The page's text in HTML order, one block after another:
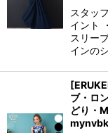
スタッ
イント
スリー
インの
ブ・ロ
どり・
mynvbk